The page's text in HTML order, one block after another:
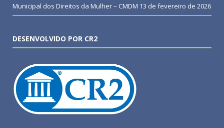
Municipal dos Direitos da Mulher – CMDM 13 de fevereiro de 2026
DESENVOLVIDO POR CR2